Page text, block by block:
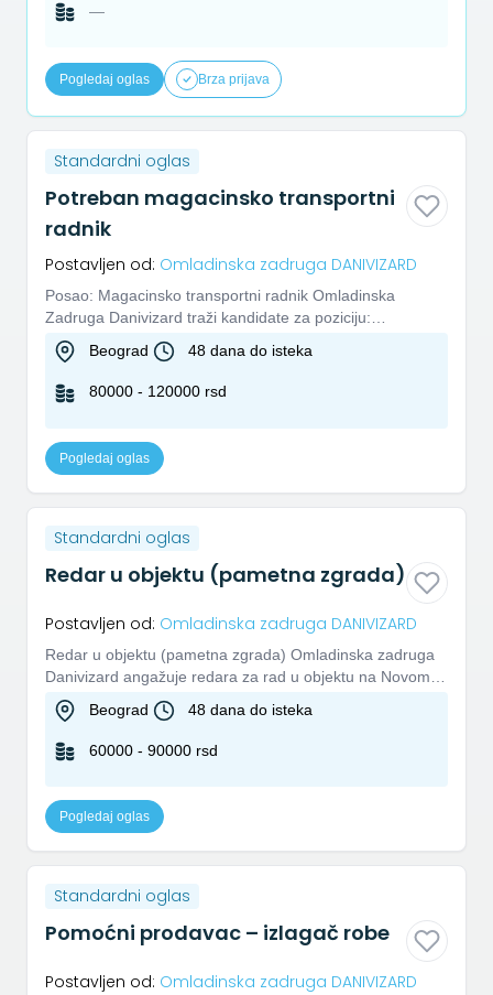
—
Pogledaj oglas Brza prijava
Standardni oglas
Potreban magacinsko transportni
radnik
Postavljen od: Omladinska zadruga DANIVIZARD
Posao: Magacinsko transportni radnik Omladinska
Zadruga Danivizard traži kandidate za poziciju:
Magacinsko transportni r...
Beograd 48 dana do isteka
80000 - 120000 rsd
Pogledaj oglas
Standardni oglas
Redar u objektu (pametna zgrada)
Postavljen od: Omladinska zadruga DANIVIZARD
Redar u objektu (pametna zgrada) Omladinska zadruga
Danivizard angažuje redara za rad u objektu na Novom
Beogradu, u okv...
Beograd 48 dana do isteka
60000 - 90000 rsd
Pogledaj oglas
Standardni oglas
Pomoćni prodavac – izlagač robe
Postavljen od: Omladinska zadruga DANIVIZARD